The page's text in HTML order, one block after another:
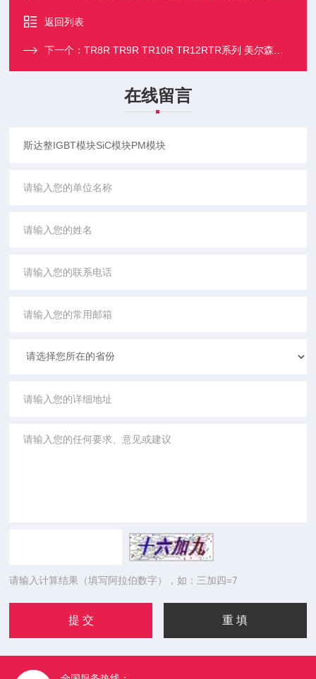
返回列表
下一个：TR8R TR9R TR10R TR12RTR系列 美尔森美标低压熔断器
在线留言
请输入计算结果（填写阿拉伯数字），如：三加四=7